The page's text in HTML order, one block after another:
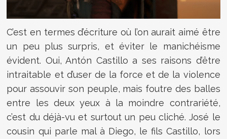
C’est en termes d’écriture où l’on aurait aimé être
un peu plus surpris, et éviter le manichéisme
évident. Oui, Antón Castillo a ses raisons d’être
intraitable et d’user de la force et de la violence
pour assouvir son peuple, mais foutre des balles
entre les deux yeux à la moindre contrariété,
c’est du déjà-vu et surtout un peu cliché. José le
cousin qui parle mal à Diego, le fils Castillo, lors